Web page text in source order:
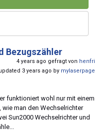
Bezugszähler
4 years ago gefragt von henfri
3 years ago by mylaserpage
funktioniert wohl nur mit einem
wie man den Wechselrichter
Sun2000 Wechselrichter und